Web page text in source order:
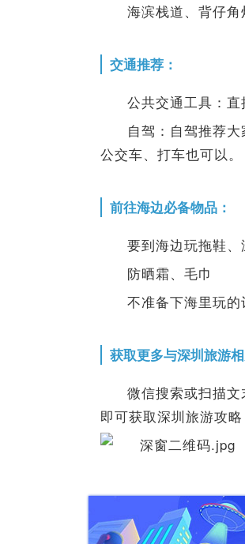
海滨栈道、背仔
交通推荐：
公共交通工具：直
自驾：自驾推荐
公交车、打车也可以。
前往海边必备物品：
要到海边玩拖鞋
防晒霜、毛巾
不准备下海里玩
获取更多与深圳旅游
微信搜索或扫描
即可获取深圳旅游攻略